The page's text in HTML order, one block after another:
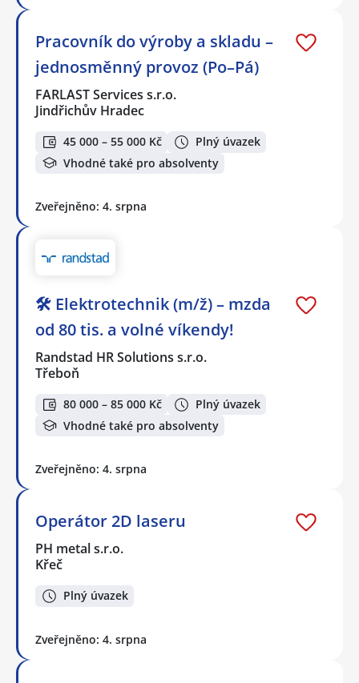
Pracovník do výroby a skladu –
jednosměnný provoz (Po–Pá)
FARLAST Services s.r.o.
Jindřichův Hradec
45 000 – 55 000 Kč
Plný úvazek
Vhodné také pro absolventy
Zveřejněno: 4. srpna
🛠️ Elektrotechnik (m/ž) – mzda
od 80 tis. a volné víkendy!
Randstad HR Solutions s.r.o.
Třeboň
80 000 – 85 000 Kč
Plný úvazek
Vhodné také pro absolventy
Zveřejněno: 4. srpna
Operátor 2D laseru
PH metal s.r.o.
Křeč
Plný úvazek
Zveřejněno: 4. srpna